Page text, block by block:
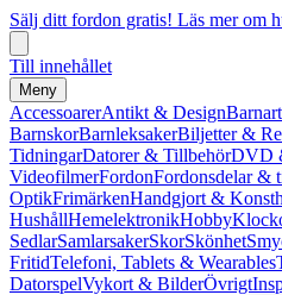
Sälj ditt fordon gratis! Läs mer om
Till innehållet
Meny
AccessoarerAntikt & Design
BarnskorBarnleksakerBiljetter &
TidningarDatorer & TillbehörDVD
VideofilmerFordonFordonsdelar &
OptikFrimärkenHandgjort &
HushållHemelektronikHobby
SedlarSamlarsakerSkorSkönhet
FritidTelefoni, Tablets & Wearables
DatorspelVykort & BilderÖvrigt